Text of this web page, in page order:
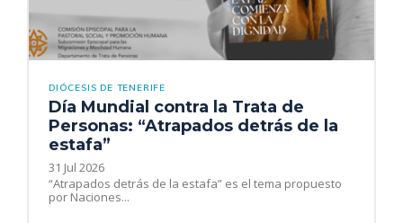
DIÓCESIS DE TENERIFE
Día Mundial contra la Trata de
Personas: “Atrapados detrás de la
estafa”
31 Jul 2026
“Atrapados detrás de la estafa” es el tema propuesto
por Naciones...